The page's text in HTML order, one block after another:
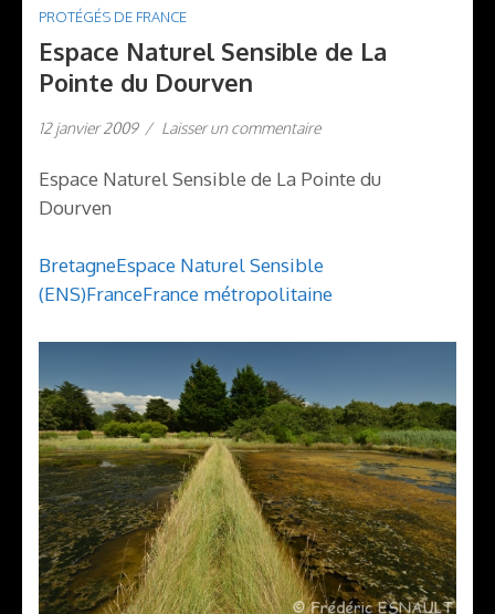
PROTÉGÉS DE FRANCE
Espace Naturel Sensible de La
Pointe du Dourven
12 janvier 2009 / Laisser un commentaire
Espace Naturel Sensible de La Pointe du
Dourven
BretagneEspace Naturel Sensible
(ENS)FranceFrance métropolitaine